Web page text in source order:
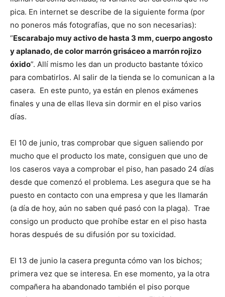
pica. En internet se describe de la siguiente forma (por
no poneros más fotografías, que no son necesarias):
“Escarabajo muy activo de hasta 3 mm, cuerpo angosto
y aplanado, de color marrón grisáceo a marrón rojizo
óxido”. Allí mismo les dan un producto bastante tóxico
para combatirlos. Al salir de la tienda se lo comunican a la
casera. En este punto, ya están en plenos exámenes
finales y una de ellas lleva sin dormir en el piso varios
días.
El 10 de junio, tras comprobar que siguen saliendo por
mucho que el producto los mate, consiguen que uno de
los caseros vaya a comprobar el piso, han pasado 24 días
desde que comenzó el problema. Les asegura que se ha
puesto en contacto con una empresa y que les llamarán
(a día de hoy, aún no saben qué pasó con la plaga). Trae
consigo un producto que prohíbe estar en el piso hasta
horas después de su difusión por su toxicidad.
El 13 de junio la casera pregunta cómo van los bichos;
primera vez que se interesa. En ese momento, ya la otra
compañera ha abandonado también el piso porque